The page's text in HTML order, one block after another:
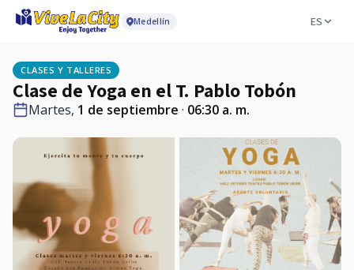
Medellín ES
CLASES Y TALLERES
Clase de Yoga en el T. Pablo Tobón
Martes, 1 de septiembre · 06:30 a. m.